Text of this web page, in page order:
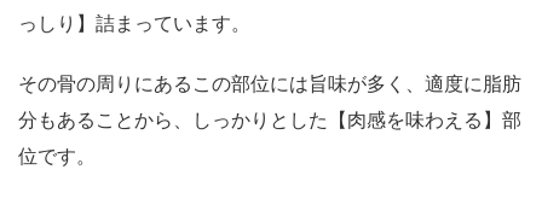
っしり】詰まっています。
その骨の周りにあるこの部位には旨味が多く、適度に脂肪
分もあることから、しっかりとした【肉感を味わえる】部
位です。